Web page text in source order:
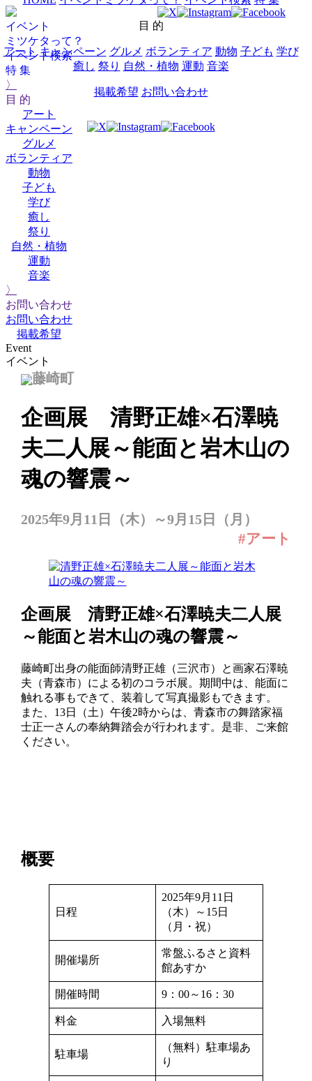
イベント
ミツケタって？
イベント検索
特 集
〉
目 的
アート
キャンペーン
グルメ
ボランティア
動物
子ども
学び
癒し
祭り
自然・植物
運動
音楽
〉
お問い合わせ
お問い合わせ
掲載希望
目 的
アート キャンペーン グルメ ボランティア 動物 子ども 学び
癒し 祭り 自然・植物 運動 音楽
掲載希望 お問い合わせ
Event
イベント
藤崎町
企画展 清野正雄×石澤暁
夫二人展～能面と岩木山の
魂の響震～
2025年9月11日（木）～9月15日（月）
#アート
企画展 清野正雄×石澤暁夫二人展
～能面と岩木山の魂の響震～
藤崎町出身の能面師清野正雄（三沢市）と画家石澤暁
夫（青森市）による初のコラボ展。期間中は、能面に
触れる事もできて、装着して写真撮影もできます。
また、13日（土）午後2時からは、青森市の舞踏家福
士正一さんの奉納舞踏会が行われます。是非、ご来館
ください。
概要
日程
2025年9月11日
（木）～15日
（月・祝）
開催場所
常盤ふるさと資料
館あすか
開催時間 9：00～16：30
料金 入場無料
駐車場
（無料）駐車場あ
り